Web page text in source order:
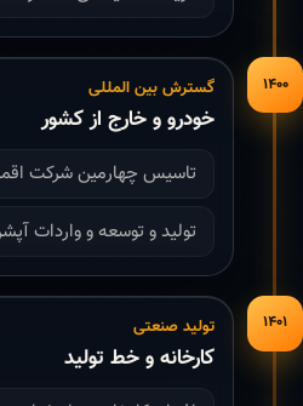
۱۴۰۰ گسترش بین المللی
خودرو و خارج از کشور
تاسیس چهارمین شرکت
تولید و توسعه و واردات
۱۴۰۱ تولید صنعتی
کارخانه و خط تولید